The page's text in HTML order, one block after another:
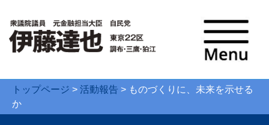
トップページ > 活動報告 > ものづくりに、未来を示せる
か